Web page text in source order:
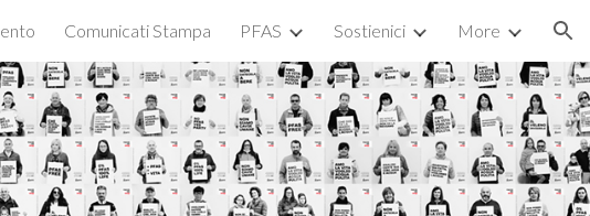
to navigationComunicati Stampa PFAS Sostienici More